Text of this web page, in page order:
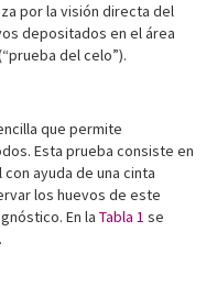
por la visión directa del
depositados en el área
del celo”).
que permite
Esta prueba consiste en
ayuda de una cinta
los huevos de este
En la Tabla 1 se